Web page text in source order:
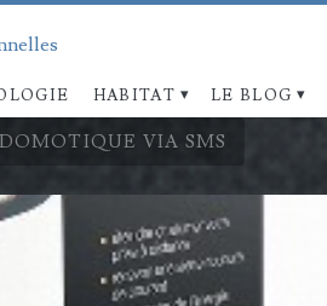
HABITAT LE BLOG
VIA SMS